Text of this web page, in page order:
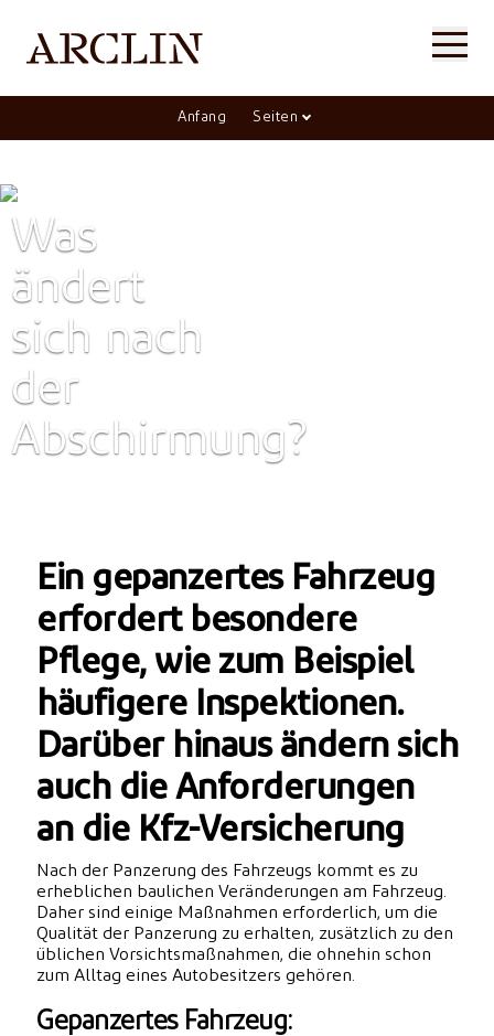
Anfang Seiten
Was
ändert
sich nach
der
Abschirmung?
Ein gepanzertes Fahrzeug
erfordert besondere
Pflege, wie zum Beispiel
häufigere Inspektionen.
Darüber hinaus ändern sich
auch die Anforderungen
an die Kfz-Versicherung
Nach der Panzerung des Fahrzeugs kommt es zu
erheblichen baulichen Veränderungen am Fahrzeug.
Daher sind einige Maßnahmen erforderlich, um die
Qualität der Panzerung zu erhalten, zusätzlich zu den
üblichen Vorsichtsmaßnahmen, die ohnehin schon
zum Alltag eines Autobesitzers gehören.
Gepanzertes Fahrzeug: